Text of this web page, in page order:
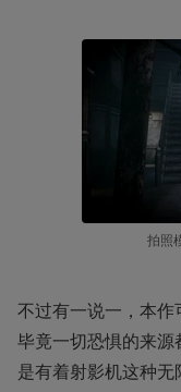
拍照
不过有一说一，本作
毕竟一切恐惧的来
是有着射影机这种